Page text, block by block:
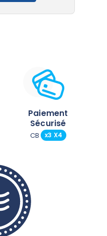
Paiement
Sécurisé
CB x3 X4